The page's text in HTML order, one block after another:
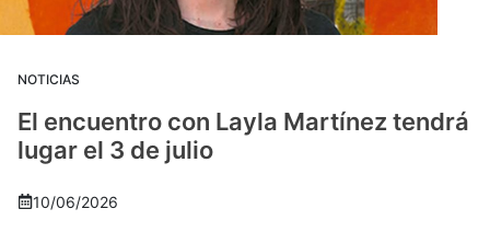
NOTICIAS
El encuentro con Layla Martínez tendrá
lugar el 3 de julio
10/06/2026